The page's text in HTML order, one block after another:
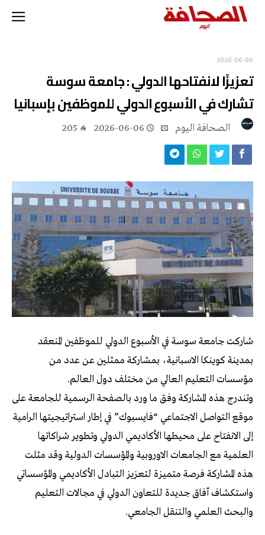
2026-06-06
تعزيزًا لانفتاحها الدولي : جامعة سوسة
تشارك في الأسبوع الدولي للموظفين بإسبانيا
2026-06-06
205
شاركت جامعة سوسة في الأسبوع الدولي للموظفين المنعقد
بمدينة كوينكا الاسبانية، بمشاركة ممثلين عن عدد من
مؤسسات التعليم العالي من مختلف دول العالم.
وتندرج هذه المشاركة وفق ما ورد بالصفحة الرسمية للجامعة على
موقع التواصل الاجتماعي “فايسبوك” في إطار استراتيجيتها الرامية
إلى الانفتاح على محيطها الأكاديمي الدولي وتطوير شراكاتها
العلمية مع الجامعات الاوروبية والمؤسسات الدولية وقد مثلت
هذه المشاركة فرصة متميزة لتعزيز التبادل الأكاديمي والمؤسساتي
واستكشاف آفاق جديدة للتعاون الدولي في مجالات التعليم
والبحث العلمي والتنقل الجامعي.